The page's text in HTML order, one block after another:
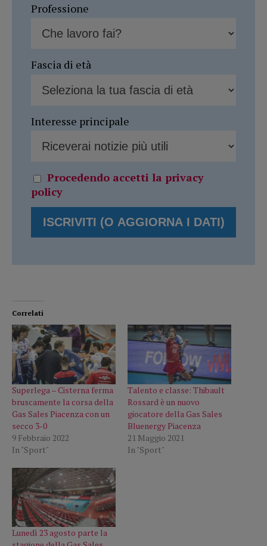
Professione
Fascia di età
Interesse principale
Procedendo accetti la privacy
policy
Correlati
Superlega – Cisterna ferma
bruscamente la corsa della
Gas Sales Piacenza con un
secco 3-0
9 Febbraio 2022
In "Sport"
Talento e classe: Thibault
Rossard è un nuovo
giocatore della Gas Sales
Bluenergy Piacenza
21 Maggio 2021
In "Sport"
Lunedì 23 agosto parte la